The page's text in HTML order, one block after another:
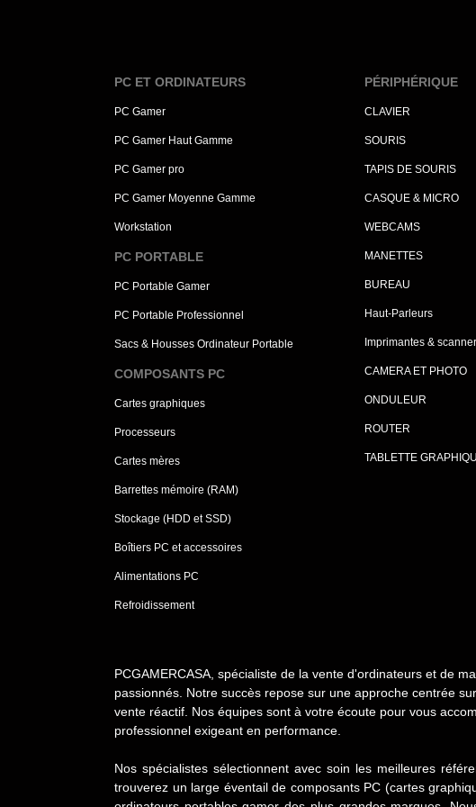
PC ET ORDINATEURS
PC Gamer
PC Gamer Haut Gamme
PC Gamer pro
PC Gamer Moyenne Gamme
Workstation
PC PORTABLE
PC Portable Gamer
PC Portable Professionnel
Sacs & Housses Ordinateur Portable
COMPOSANTS PC
Cartes graphiques
Processeurs
Cartes mères
Barrettes mémoire (RAM)
Stockage (HDD et SSD)
Boîtiers PC et accessoires
Alimentations PC
Refroidissement
PÉRIPHÉRIQUE
CLAVIER
SOURIS
TAPIS DE SOURIS
CASQUE & MICRO
WEBCAMS
MANETTES
BUREAU
Haut-Parleurs
Imprimantes &
CAMERA ET PHOTO
ONDULEUR
ROUTER
TABLETTE
PCGAMERCASA, spécialiste de la vente d'ordinateurs et de
passionnés. Notre succès repose sur une approche centrée
vente réactif. Nos équipes sont à votre écoute pour vous
professionnel exigeant en performance.
Nos spécialistes sélectionnent avec soin les meilleures
trouverez un large éventail de composants PC (cartes